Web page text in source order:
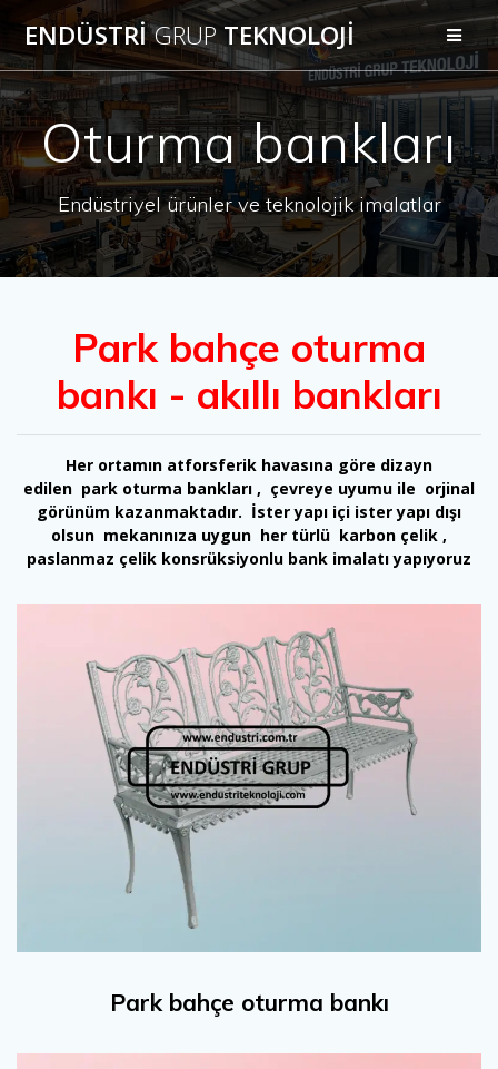
Skip
to
content
ENDÜSTRİGRUPTEKNOLOJİ
Oturma bankları
Endüstriyel ürünler ve teknolojik imalatlar
Park bahçe oturma
bankı - akıllı bankları
Her ortamın atforsferik havasına göre dizayn
edilen park oturma bankları , çevreye uyumu ile orjinal
görünüm kazanmaktadır. İster yapı içi ister yapı dışı
olsun mekanınıza uygun her türlü karbon çelik ,
paslanmaz çelik konsrüksiyonlu bank imalatı yapıyoruz
Park bahçe oturma bankı